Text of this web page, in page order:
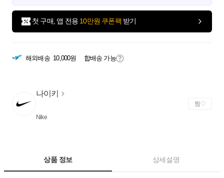
첫 구매, 앱 전용 10만원 쿠폰팩 받기
해외배송 10,000원 합배송 가능
나이키
Nike
찜
상품 정보 상세설명